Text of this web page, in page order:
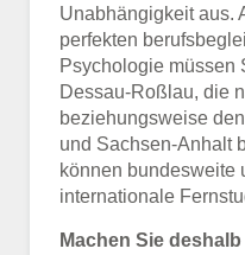
Unabhängigkeit aus.
perfekten
Psychologie müssen
Dessau-Roßlau, die
beziehungsweise
und Sachsen-Anhalt
können bundesweite
internationale
Machen Sie